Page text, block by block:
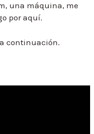
una máquina, me
por aquí.
continuación.